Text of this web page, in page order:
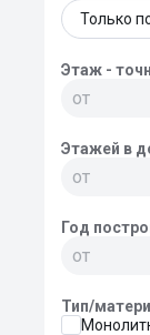
Только
Этаж -
Этажей в
Год
Тип/